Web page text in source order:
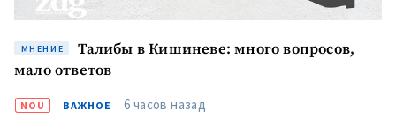
МНЕНИЕ
Талибы в Кишиневе: много вопросов,
мало ответов
NOU ВАЖНОЕ 6 часов назад